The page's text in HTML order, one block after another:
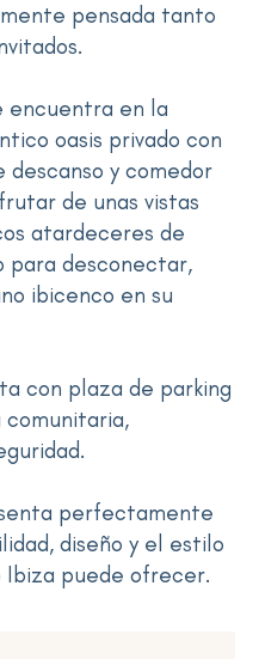
pensada tanto
encuentra en la
oasis privado con
descanso y comedor
de unas vistas
atardeceres de
para desconectar,
ibicenco en su
con plaza de parking
comunitaria,
perfectamente
diseño y el estilo
Ibiza puede ofrecer.